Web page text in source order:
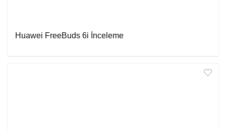
Huawei FreeBuds 6i İnceleme